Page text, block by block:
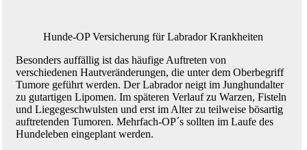
Hunde-OP Versicherung für Labrador Krankheiten
Besonders auffällig ist das häufige Auftreten von
verschiedenen Hautveränderungen, die unter dem Oberbegriff
Tumore geführt werden. Der Labrador neigt im Junghundalter
zu gutartigen Lipomen. Im späteren Verlauf zu Warzen, Fisteln
und Liegegeschwulsten und erst im Alter zu teilweise bösartig
auftretenden Tumoren. Mehrfach-OP´s sollten im Laufe des
Hundeleben eingeplant werden.